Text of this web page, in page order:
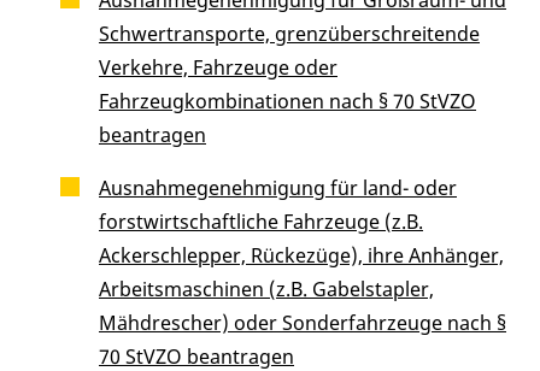
Schwertransporte, grenzüberschreitende
Verkehre, Fahrzeuge oder
Fahrzeugkombinationen nach § 70 StVZO
beantragen
Ausnahmegenehmigung für land- oder
forstwirtschaftliche Fahrzeuge (z.B.
Ackerschlepper, Rückezüge), ihre Anhänger,
Arbeitsmaschinen (z.B. Gabelstapler,
Mähdrescher) oder Sonderfahrzeuge nach §
70 StVZO beantragen